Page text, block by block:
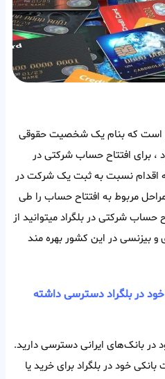
است که بنام یک شخصیت حقوقی
، برای افتتاح حساب شرکتی در
اقدام نسبت به ثبت یک شرکت در
مربوط به افتتاح حساب را طی
حساب شرکتی در بلگراد میتوانید از
و بیزنسی در این کشور بهره مند
در بلگراد دسترسی داشته
بانک‌های ایرانی دسترسی دارید.
خود در بلگراد برای خرید یا